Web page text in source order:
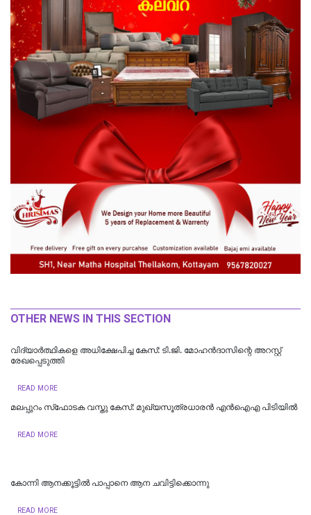
OTHER NEWS IN THIS SECTION
വിദ്യാർത്ഥികളെ അധിക്ഷേപിച്ച കേസ്: ടി.ജി. മോഹൻദാസിന്റെ അറസ്റ്റ്
രേഖപ്പെടുത്തി
READ MORE
മലപ്പുറം സ്‌ഫോടക വസ്തു കേസ്: മുഖ്യസൂത്രധാരന്‍ എന്‍ഐഎ പിടിയില്‍
READ MORE
കോന്നി ആനക്കൂട്ടിൽ പാപ്പാനെ ആന ചവിട്ടിക്കൊന്നു
READ MORE